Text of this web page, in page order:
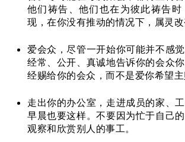
他们祷告、他们也在为彼此祷告时
现，在你没有推动的情况下，属灵改
爱会众，尽管一开始你可能并不感觉
经常、公开、真诚地告诉你的会众
经赐给你的会众，而不是爱你希望主
走出你的办公室，走进成员的家、
早晨也要这样。不要因为忙于自己
观察和欣赏别人的事工。